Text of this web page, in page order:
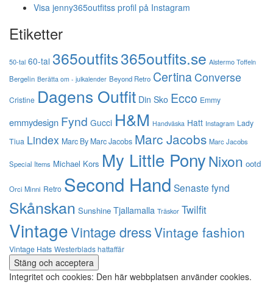
Visa jenny365outfitss profil på Instagram
Etiketter
50-tal 60-tal 365outfits365outfits.se Alstermo Toffeln
Bergelin Berätta om - julkalender Beyond Retro CertinaConverse
Cristine Dagens Outfit Din Sko Ecco Emmy
emmydesign Fynd Gucci H&M Handväska Hatt Instagram Lady
Tiua Lindex Marc By Marc Jacobs Marc Jacobs Marc Jacobs
Special Items Michael Kors My Little PonyNixon ootd
Orci Minni Retro Second Hand Senaste fynd
Skånskan Sunshine Tjallamalla Träskor Twilfit
VintageVintage dressVintage fashion
Vintage Hats Westerblads hattaffär
Integritet och cookies: Den här webbplatsen använder cookies.